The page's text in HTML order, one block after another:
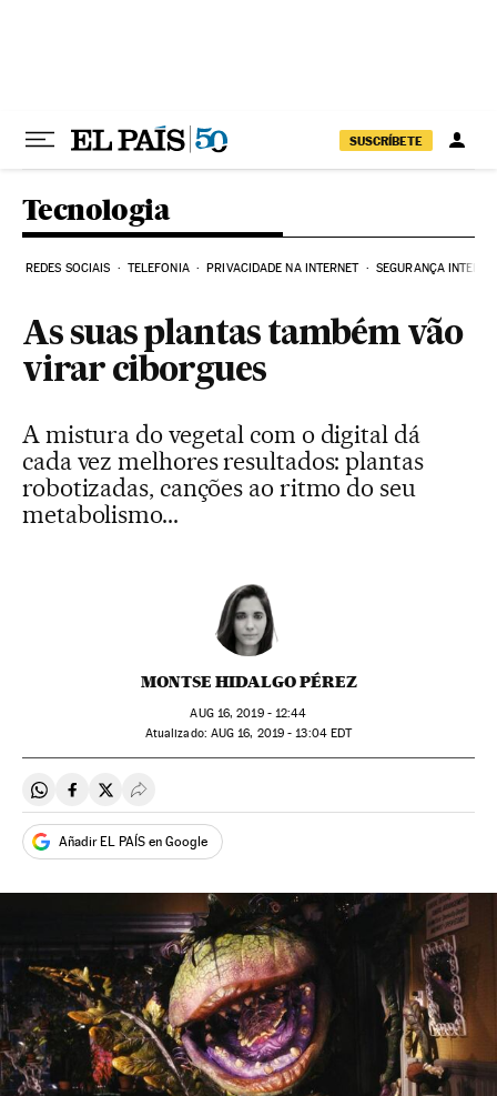
SUSCRÍBETE
Tecnologia
REDES SOCIAIS TELEFONIA PRIVACIDADE NA INTERNET SEGURANÇA
As suas plantas também vão
virar ciborgues
A mistura do vegetal com o digital dá
cada vez melhores resultados: plantas
robotizadas, canções ao ritmo do seu
metabolismo...
MONTSE HIDALGO PÉREZ
AUG16, 2019 - 12:44
atualizado: AUG 16, 2019 - 13:04EDT
Compartir en Whatsapp
Compartir en Facebook
Compartir en Twitter
Desplegar Redes Sociales
Añadir EL PAÍS en Google